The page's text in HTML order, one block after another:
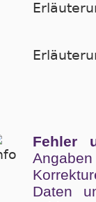
Fehler
Angaben
Da­ten